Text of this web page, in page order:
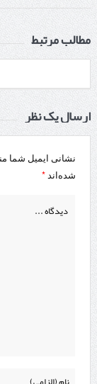
مطالب مرتبط
ارسال یک نظر
نشانی ایمیل شما
شده‌اند *